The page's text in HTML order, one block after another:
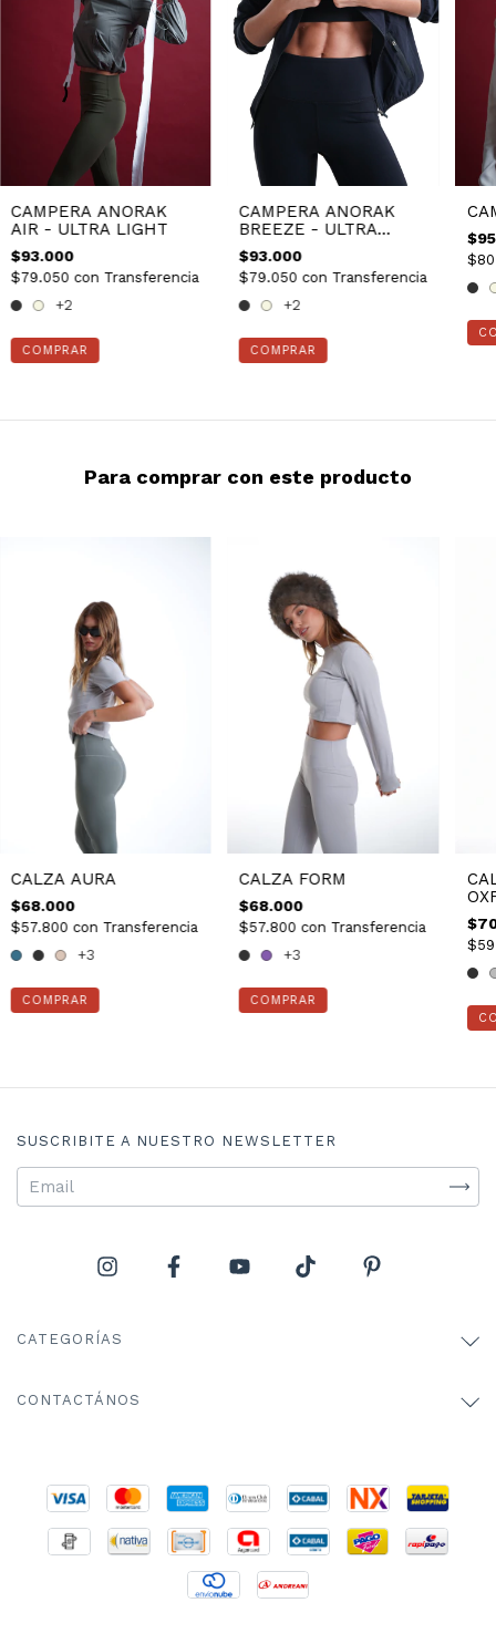
CAMPERA ANORAK
AIR - ULTRA LIGHT
$93.000
$79.050 con Transferencia
+2
COMPRAR
CAMPERA ANORAK
BREEZE - ULTRA
LIGHT
$93.000
$79.050 con Transferencia
+2
COMPRAR
Para comprar con este producto
CALZA AURA
$68.000
$57.800 con Transferencia
+3
COMPRAR
CALZA FORM
$68.000
$57.800 con Transferencia
+3
COMPRAR
SUSCRIBITE A NUESTRO NEWSLETTER
CATEGORÍAS
CONTACTÁNOS